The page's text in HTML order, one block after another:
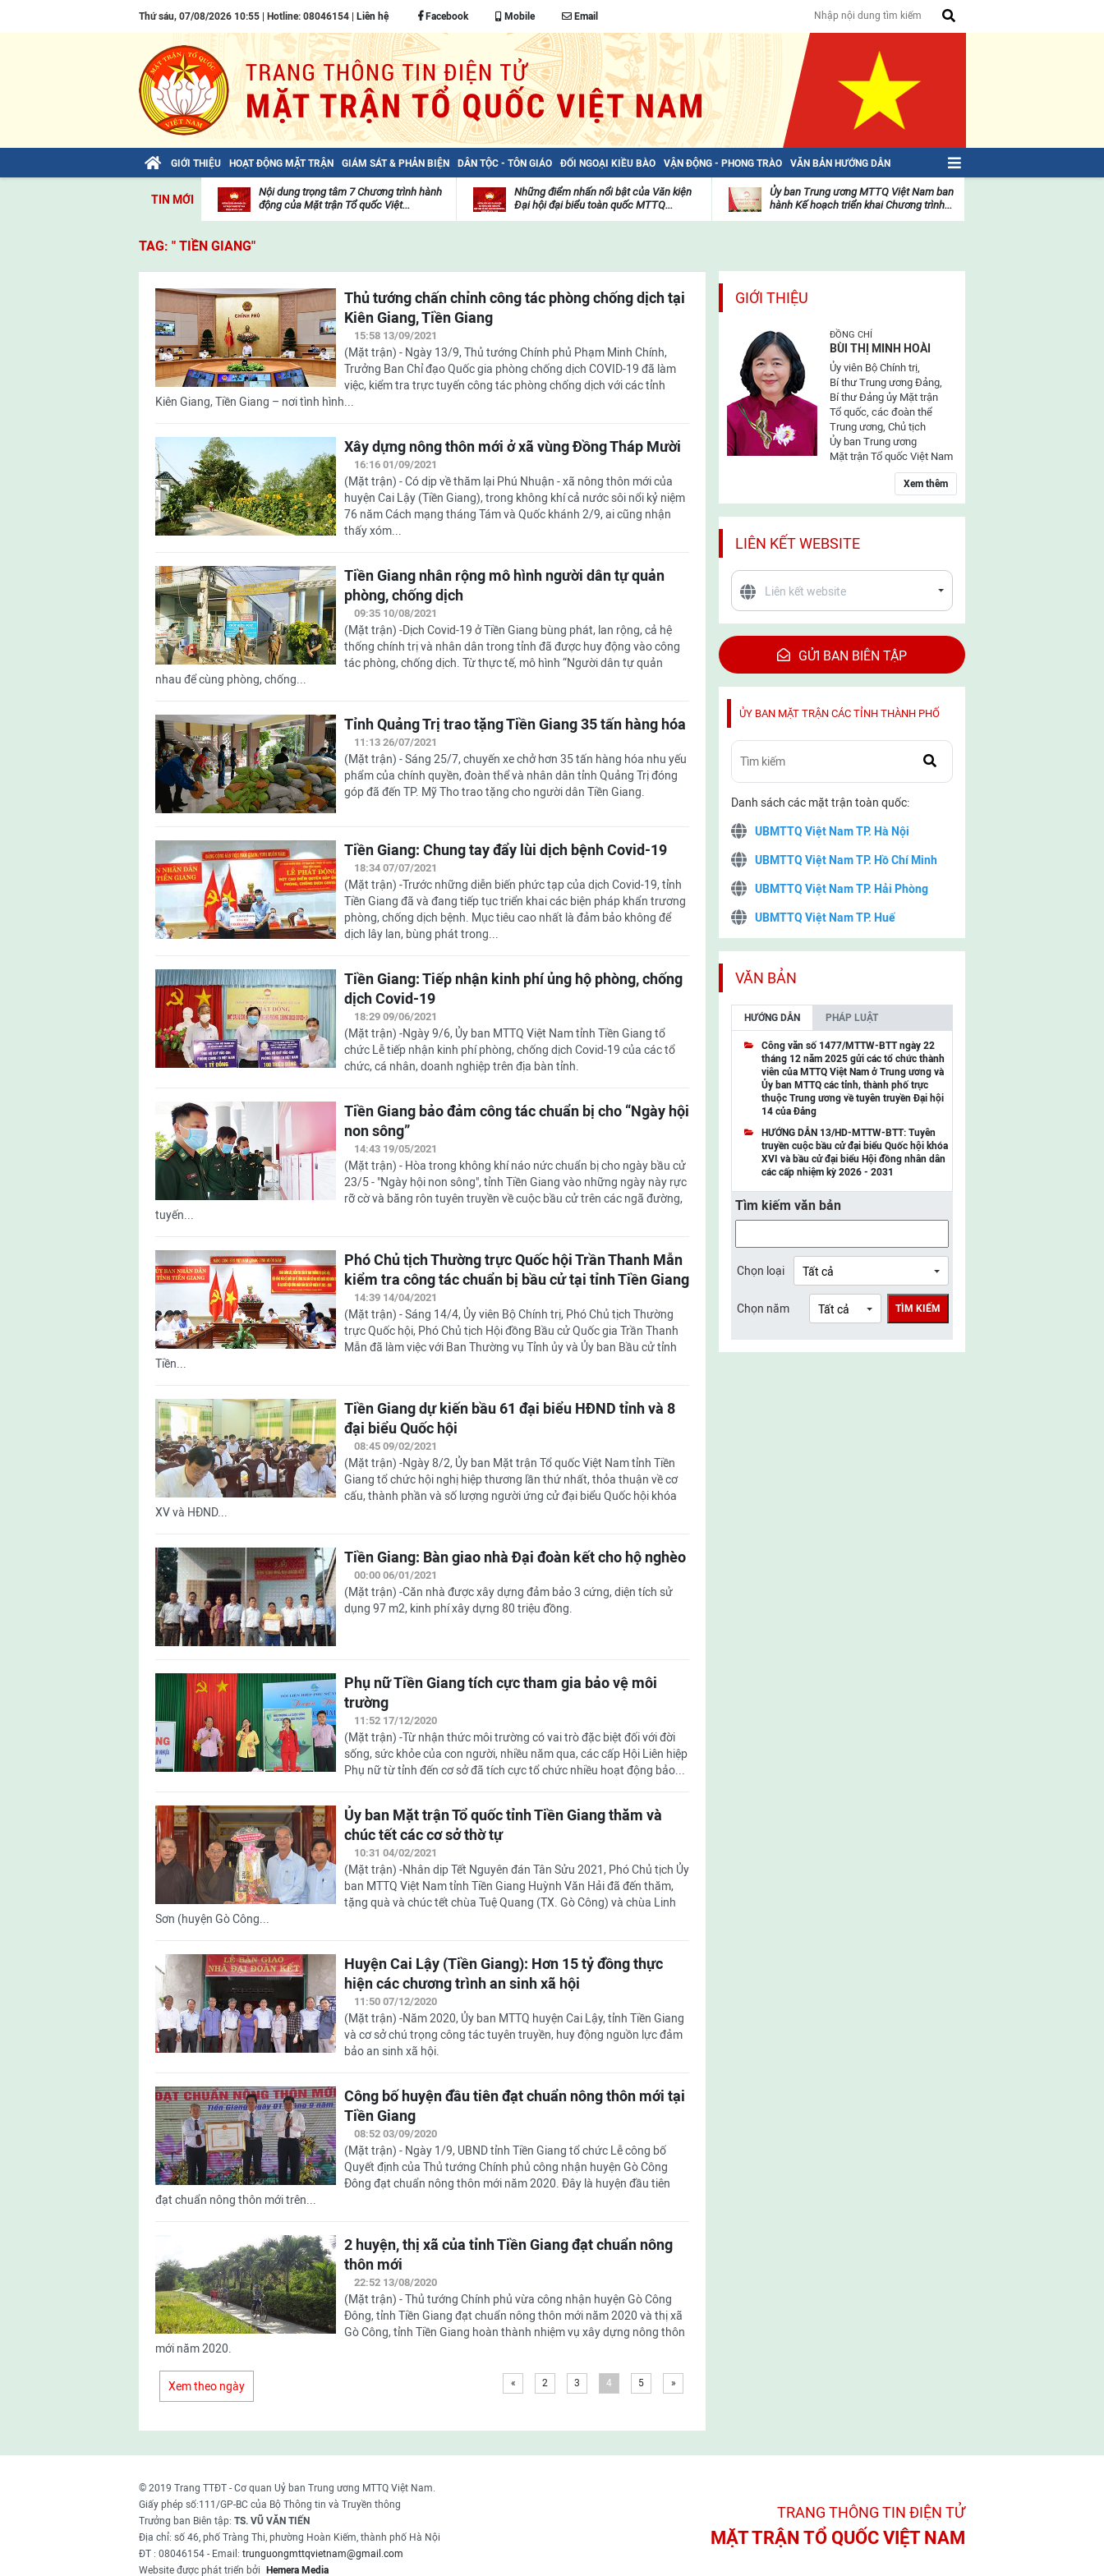
Thứ sáu, 07/08/2026 10:55 | Hotline: 08046154 | Liên hệ Facebook Mobile Email
GIỚI THIỆU HOẠT ĐỘNG MẶT TRẬN GIÁM SÁT & PHẢN BIỆN DÂN TỘC - TÔN GIÁO ĐỐI NGOẠI KIỀU BÀO VẬN ĐỘNG - PHONG TRÀO VĂN BẢN HƯỚNG DẪN
TIN MỚI
Bài viết của Tổng Bí thư Tô Lâm: TIẾN
viện
Nội dung trọng tâm 7 Chương trình hành
động của Mặt trận Tổ quốc Việt...
Những điểm nhấn nổi bật của Văn kiện
Đại hội đại biểu toàn quốc MTTQ...
mặt
trận
Ủy ban Trung ương MTTQ Việt Nam ban
hành Kế hoạch triển khai Chương trình...
TAG: " TIỀN GIANG"
Thủ tướng chấn chỉnh công tác phòng chống dịch tại
Kiên Giang, Tiền Giang
15:58 13/09/2021
(Mặt trận) - Ngày 13/9, Thủ tướng Chính phủ Phạm Minh Chính,
Trưởng Ban Chỉ đạo Quốc gia phòng chống dịch COVID-19 đã làm
việc, kiểm tra trực tuyến công tác phòng chống dịch với các tỉnh
Kiên Giang, Tiền Giang – nơi tình hình...
Xây dựng nông thôn mới ở xã vùng Đồng Tháp Mười
16:16 01/09/2021
(Mặt trận) - Có dịp về thăm lại Phú Nhuận - xã nông thôn mới của
huyện Cai Lậy (Tiền Giang), trong không khí cả nước sôi nổi kỷ niệm
76 năm Cách mạng tháng Tám và Quốc khánh 2/9, ai cũng nhận
thấy xóm...
Tiền Giang nhân rộng mô hình người dân tự quản
phòng, chống dịch
09:35 10/08/2021
(Mặt trận) -Dịch Covid-19 ở Tiền Giang bùng phát, lan rộng, cả hệ
thống chính trị và nhân dân trong tỉnh đã được huy động vào công
tác phòng, chống dịch. Từ thực tế, mô hình “Người dân tự quản
nhau để cùng phòng, chống...
Tỉnh Quảng Trị trao tặng Tiền Giang 35 tấn hàng hóa
11:13 26/07/2021
(Mặt trận) - Sáng 25/7, chuyến xe chở hơn 35 tấn hàng hóa nhu yếu
phẩm của chính quyền, đoàn thể và nhân dân tỉnh Quảng Trị đóng
góp đã đến TP. Mỹ Tho trao tặng cho người dân Tiền Giang.
Tiền Giang: Chung tay đẩy lùi dịch bệnh Covid-19
18:34 07/07/2021
(Mặt trận) -Trước những diễn biến phức tạp của dịch Covid-19, tỉnh
Tiền Giang đã và đang tiếp tục triển khai các biện pháp khẩn trương
phòng, chống dịch bệnh. Mục tiêu cao nhất là đảm bảo không để
dịch lây lan, bùng phát trong...
Tiền Giang: Tiếp nhận kinh phí ủng hộ phòng, chống
dịch Covid-19
18:29 09/06/2021
(Mặt trận) -Ngày 9/6, Ủy ban MTTQ Việt Nam tỉnh Tiền Giang tổ
chức Lễ tiếp nhận kinh phí phòng, chống dịch Covid-19 của các tổ
chức, cá nhân, doanh nghiệp trên địa bàn tỉnh.
Tiền Giang bảo đảm công tác chuẩn bị cho “Ngày hội
non sông”
14:43 19/05/2021
(Mặt trận) - Hòa trong không khí náo nức chuẩn bị cho ngày bầu cử
23/5 - "Ngày hội non sông", tỉnh Tiền Giang vào những ngày này rực
rỡ cờ và băng rôn tuyên truyền về cuộc bầu cử trên các ngã đường,
tuyến...
Phó Chủ tịch Thường trực Quốc hội Trần Thanh Mẫn
kiểm tra công tác chuẩn bị bầu cử tại tỉnh Tiền Giang
14:39 14/04/2021
(Mặt trận) - Sáng 14/4, Ủy viên Bộ Chính trị, Phó Chủ tịch Thường
trực Quốc hội, Phó Chủ tịch Hội đồng Bầu cử Quốc gia Trần Thanh
Mẫn đã làm việc với Ban Thường vụ Tỉnh ủy và Ủy ban Bầu cử tỉnh
Tiền...
Tiền Giang dự kiến bầu 61 đại biểu HĐND tỉnh và 8
đại biểu Quốc hội
08:45 09/02/2021
(Mặt trận) -Ngày 8/2, Ủy ban Mặt trận Tổ quốc Việt Nam tỉnh Tiền
Giang tổ chức hội nghị hiệp thương lần thứ nhất, thỏa thuận về cơ
cấu, thành phần và số lượng người ứng cử đại biểu Quốc hội khóa
XV và HĐND...
Tiền Giang: Bàn giao nhà Đại đoàn kết cho hộ nghèo
00:00 06/01/2021
(Mặt trận) -Căn nhà được xây dựng đảm bảo 3 cứng, diện tích sử
dụng 97 m2, kinh phí xây dựng 80 triệu đồng.
Phụ nữ Tiền Giang tích cực tham gia bảo vệ môi
trường
11:52 17/12/2020
(Mặt trận) -Từ nhận thức môi trường có vai trò đặc biệt đối với đời
sống, sức khỏe của con người, nhiều năm qua, các cấp Hội Liên hiệp
Phụ nữ từ tỉnh đến cơ sở đã tích cực tổ chức nhiều hoạt động bảo...
Ủy ban Mặt trận Tổ quốc tỉnh Tiền Giang thăm và
chúc tết các cơ sở thờ tự
10:31 04/02/2021
(Mặt trận) -Nhân dịp Tết Nguyên đán Tân Sửu 2021, Phó Chủ tịch Ủy
ban MTTQ Việt Nam tỉnh Tiền Giang Huỳnh Văn Hải đã đến thăm,
tặng quà và chúc tết chùa Tuệ Quang (TX. Gò Công) và chùa Linh
Sơn (huyện Gò Công...
Huyện Cai Lậy (Tiền Giang): Hơn 15 tỷ đồng thực
hiện các chương trình an sinh xã hội
11:50 07/12/2020
(Mặt trận) -Năm 2020, Ủy ban MTTQ huyện Cai Lậy, tỉnh Tiền Giang
và cơ sở chú trọng công tác tuyên truyền, huy động nguồn lực đảm
bảo an sinh xã hội.
Công bố huyện đầu tiên đạt chuẩn nông thôn mới tại
Tiền Giang
08:52 03/09/2020
(Mặt trận) - Ngày 1/9, UBND tỉnh Tiền Giang tổ chức Lễ công bố
Quyết định của Thủ tướng Chính phủ công nhận huyện Gò Công
Đông đạt chuẩn nông thôn mới năm 2020. Đây là huyện đầu tiên
đạt chuẩn nông thôn mới trên...
2 huyện, thị xã của tỉnh Tiền Giang đạt chuẩn nông
thôn mới
22:52 13/08/2020
(Mặt trận) - Thủ tướng Chính phủ vừa công nhận huyện Gò Công
Đông, tỉnh Tiền Giang đạt chuẩn nông thôn mới năm 2020 và thị xã
Gò Công, tỉnh Tiền Giang hoàn thành nhiệm vụ xây dựng nông thôn
mới năm 2020.
Xem theo ngày « 2 3 4 5 »
GIỚI THIỆU
ĐỒNG CHÍ
BÙI THỊ MINH HOÀI
Ủy viên Bộ Chính trị,
Bí thư Trung ương Đảng,
Bí thư Đảng ủy Mặt trận
Tổ quốc, các đoàn thể
Trung ương, Chủ tịch
Ủy ban Trung ương
Mặt trận Tổ quốc Việt Nam
Xem thêm
LIÊN KẾT WEBSITE
GỬI BAN BIÊN TẬP
ỦY BAN MẶT TRẬN CÁC TỈNH THÀNH PHỐ
Danh sách các mặt trận toàn quốc:
UBMTTQ Việt Nam TP. Hà Nội
UBMTTQ Việt Nam TP. Hồ Chí Minh
UBMTTQ Việt Nam TP. Hải Phòng
UBMTTQ Việt Nam TP. Huế
UBMTTQ Việt Nam TP. Cần Thơ
UBMTTQ Việt Nam tỉnh Quảng Ninh
UBMTTQ Việt Nam tỉnh Cao Bằng
UBMTTQ Việt Nam tỉnh Lạng Sơn
UBMTTQ Việt Nam tỉnh Lai Châu
UBMTTQ Việt Nam tỉnh Điện Biên
UBMTTQ Việt Nam tỉnh Sơn La
UBMTTQ Việt Nam tỉnh Thanh Hóa
UBMTTQ Việt Nam tỉnh Nghệ An
UBMTTQ Việt Nam tỉnh Lào Cai
UBMTTQ Việt Nam tỉnh Thái Nguyên
VĂN BẢN
HƯỚNG DẪN PHÁP LUẬT
Công văn số 1477/MTTW-BTT ngày 22
tháng 12 năm 2025 gửi các tổ chức thành
viên của MTTQ Việt Nam ở Trung ương và
Ủy ban MTTQ các tỉnh, thành phố trực
thuộc Trung ương về tuyên truyền Đại hội
14 của Đảng
HƯỚNG DẪN 13/HD-MTTW-BTT: Tuyên
truyền cuộc bầu cử đại biểu Quốc hội khóa
XVI và bầu cử đại biểu Hội đồng nhân dân
các cấp nhiệm kỳ 2026 - 2031
Tìm kiếm văn bản
Chọn loại
Chọn năm TÌM KIẾM
© 2019 Trang TTĐT - Cơ quan Uỷ ban Trung ương MTTQ Việt Nam.
Giấy phép số:111/GP-BC của Bộ Thông tin và Truyền thông
Trưởng ban Biên tập: TS. VŨ VĂN TIẾN
Địa chỉ: số 46, phố Tràng Thi, phường Hoàn Kiếm, thành phố Hà Nội
ĐT : 08046154 - Email: trunguongmttqvietnam@gmail.com
Website được phát triển bởi
Hemera Media
TRANG THÔNG TIN ĐIỆN TỬ­
MẶT TRẬN TỔ QUỐC VIỆT NAM